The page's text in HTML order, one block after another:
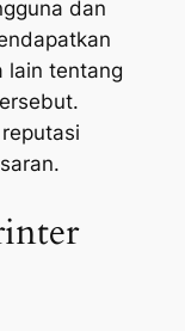
dan
lain tentang